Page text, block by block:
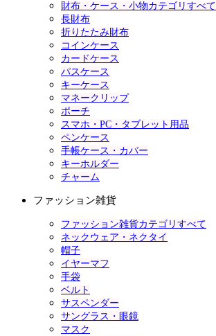
財布・ケース・小物カテゴリすべて
長財布
折りたたみ財布
コインケース
カードケース
パスケース
キーケース
マネークリップ
ポーチ
スマホ・PC・タブレット用品
ペンケース
手帳ケース・カバー
キーホルダー
チャーム
ファッション雑貨
ファッション雑貨カテゴリすべて
ネックウェア・ネクタイ
帽子
イヤーマフ
手袋
ベルト
サスペンダー
サングラス・眼鏡
マスク